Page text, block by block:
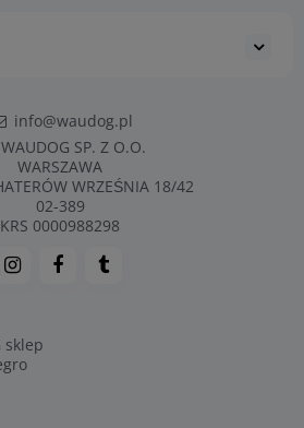
info@waudog.pl
WAUDOG SP. Z O.O.
WARSZAWA
WRZEŚNIA 18/42
02-389
KRS 0000988298
sklep